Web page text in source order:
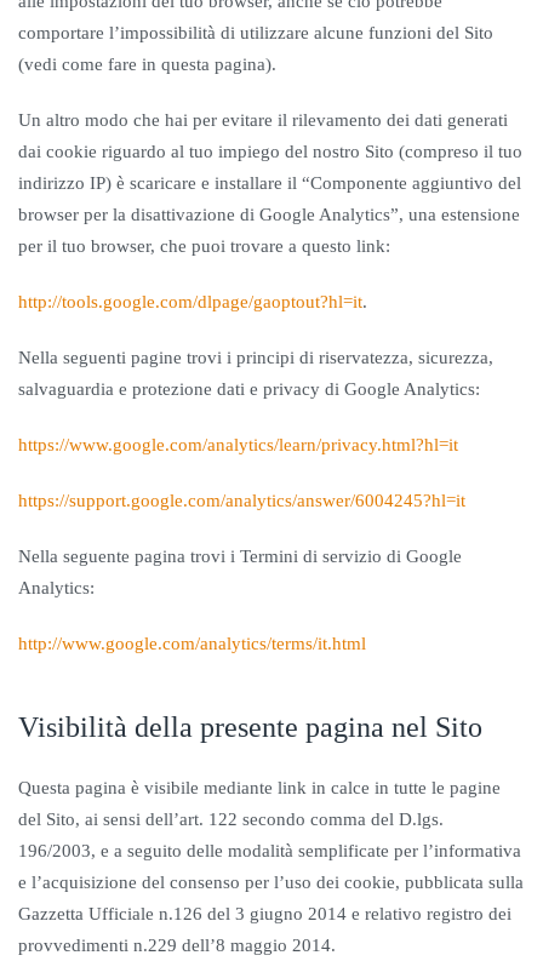
comportare l’impossibilità di utilizzare alcune funzioni del Sito
(vedi come fare in questa pagina).
Un altro modo che hai per evitare il rilevamento dei dati generati
dai cookie riguardo al tuo impiego del nostro Sito (compreso il tuo
indirizzo IP) è scaricare e installare il “Componente aggiuntivo del
browser per la disattivazione di Google Analytics”, una estensione
per il tuo browser, che puoi trovare a questo link:
http://tools.google.com/dlpage/gaoptout?hl=it.
Nella seguenti pagine trovi i principi di riservatezza, sicurezza,
salvaguardia e protezione dati e privacy di Google Analytics:
https://www.google.com/analytics/learn/privacy.html?hl=it
https://support.google.com/analytics/answer/6004245?hl=it
Nella seguente pagina trovi i Termini di servizio di Google
Analytics:
http://www.google.com/analytics/terms/it.html
Visibilità della presente pagina nel Sito
Questa pagina è visibile mediante link in calce in tutte le pagine
del Sito, ai sensi dell’art. 122 secondo comma del D.lgs.
196/2003, e a seguito delle modalità semplificate per l’informativa
e l’acquisizione del consenso per l’uso dei cookie, pubblicata sulla
Gazzetta Ufficiale n.126 del 3 giugno 2014 e relativo registro dei
provvedimenti n.229 dell’8 maggio 2014.